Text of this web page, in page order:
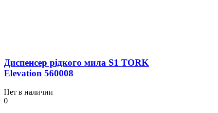
Диспенсер рідкого мила S1 TORK
Elevation 560008
Нет в наличии
0